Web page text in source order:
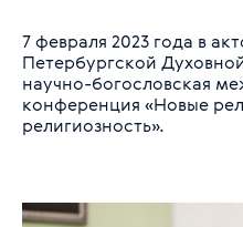
7 февраля 2023 года в
Петербургской
научно-богословская
конференция «Новые
религиозность».